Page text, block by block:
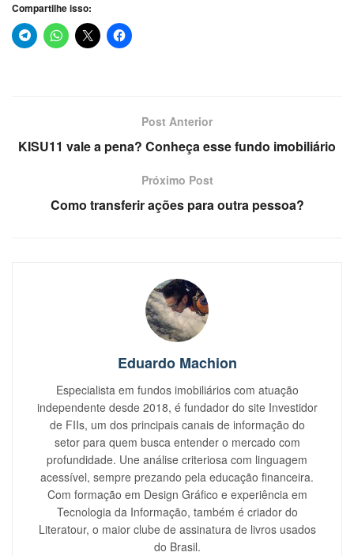
Compartilhe isso:
Post Anterior
KISU11 vale a pena? Conheça esse fundo imobiliário
Próximo Post
Como transferir ações para outra pessoa?
Eduardo Machion
Especialista em fundos imobiliários com atuação
independente desde 2018, é fundador do site Investidor
de FIIs, um dos principais canais de informação do
setor para quem busca entender o mercado com
profundidade. Une análise criteriosa com linguagem
acessível, sempre prezando pela educação financeira.
Com formação em Design Gráfico e experiência em
Tecnologia da Informação, também é criador do
Literatour, o maior clube de assinatura de livros usados
do Brasil.